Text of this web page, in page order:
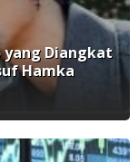
yang Diangkat
Hamka